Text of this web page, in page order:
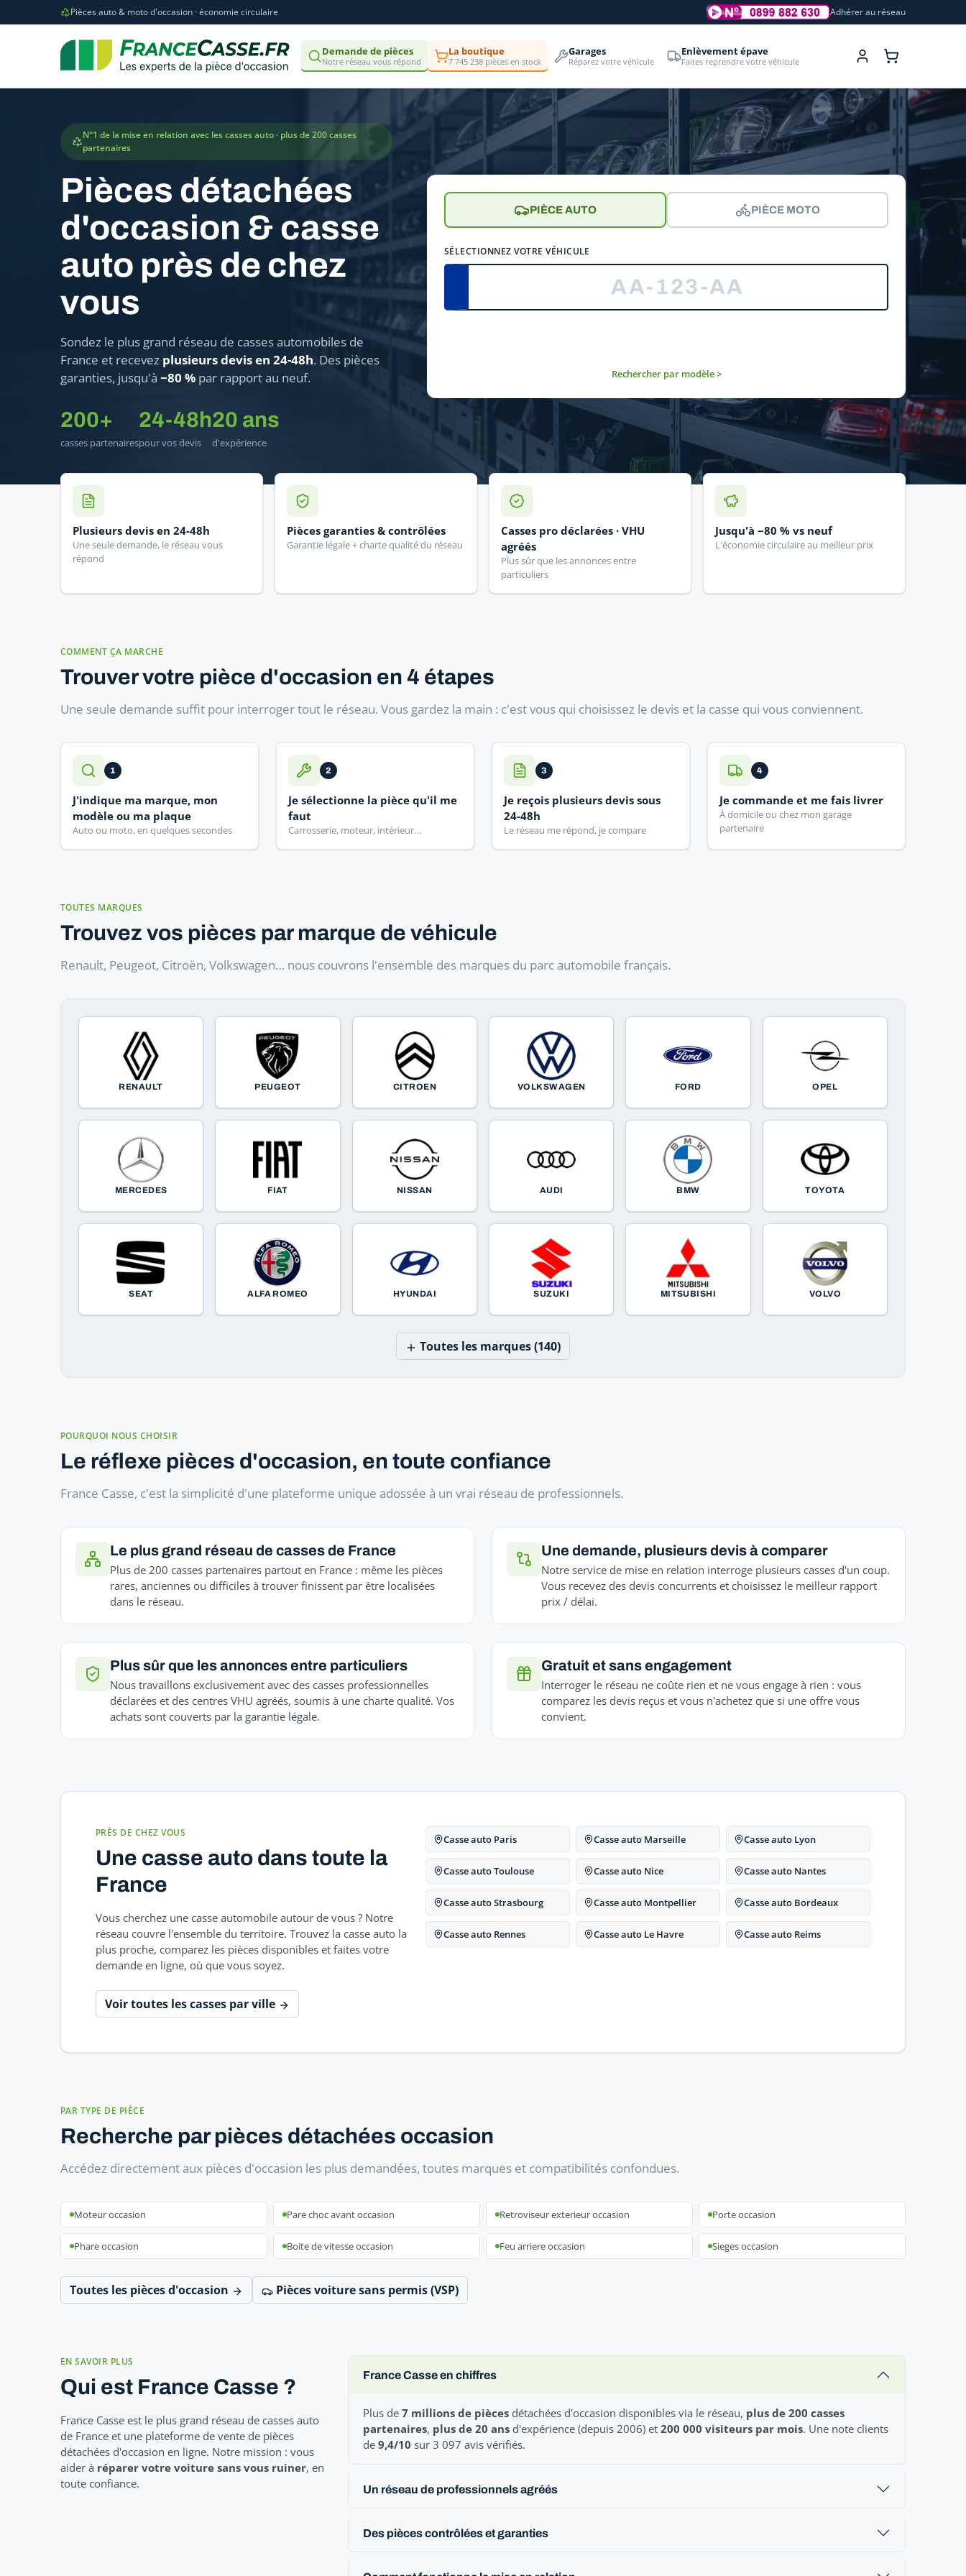
Pièces auto & moto d'occasion · économie circulaire Adhérer au réseau
Demande de pièces
Notre réseau vous répond
La boutique
7 745 238 pièces en stock
Garages
Réparez votre véhicule
Enlèvement épave
Faites reprendre votre véhicule
N°1 de la mise en relation avec les casses auto · plus de 200 casses
partenaires
Pièces détachées
d'occasion & casse
auto près de chez
vous
Sondez le plus grand réseau de casses automobiles de
France et recevez plusieurs devis en 24-48h. Des pièces
garanties, jusqu'à −80 % par rapport au neuf.
200+
casses partenaires
24-48h
pour vos devis
20 ans
d'expérience
PIÈCE AUTO PIÈCE MOTO
SÉLECTIONNEZ VOTRE VÉHICULE
Rechercher par modèle >
Plusieurs devis en 24-48h
Une seule demande, le réseau vous
répond
Pièces garanties & contrôlées
Garantie légale + charte qualité du réseau
Casses pro déclarées · VHU
agréés
Plus sûr que les annonces entre
particuliers
Jusqu'à −80 % vs neuf
L'économie circulaire au meilleur prix
COMMENT ÇA MARCHE
Trouver votre pièce d'occasion en 4 étapes
Une seule demande suffit pour interroger tout le réseau. Vous gardez la main : c'est vous qui choisissez le devis et la casse qui vous conviennent.
1
J'indique ma marque, mon
modèle ou ma plaque
Auto ou moto, en quelques secondes
2
Je sélectionne la pièce qu'il me
faut
Carrosserie, moteur, intérieur…
3
Je reçois plusieurs devis sous
24-48h
Le réseau me répond, je compare
4
Je commande et me fais livrer
À domicile ou chez mon garage
partenaire
TOUTES MARQUES
Trouvez vos pièces par marque de véhicule
Renault, Peugeot, Citroën, Volkswagen… nous couvrons l'ensemble des marques du parc automobile français.
RENAULT PEUGEOT CITROEN VOLKSWAGEN FORD OPEL
MERCEDES FIAT NISSAN AUDI BMW TOYOTA
SEAT ALFA ROMEO HYUNDAI SUZUKI MITSUBISHI VOLVO
Toutes les marques (140)
POURQUOI NOUS CHOISIR
Le réflexe pièces d'occasion, en toute confiance
France Casse, c'est la simplicité d'une plateforme unique adossée à un vrai réseau de professionnels.
Le plus grand réseau de casses de France
Plus de 200 casses partenaires partout en France : même les pièces
rares, anciennes ou difficiles à trouver finissent par être localisées
dans le réseau.
Une demande, plusieurs devis à comparer
Notre service de mise en relation interroge plusieurs casses d'un coup.
Vous recevez des devis concurrents et choisissez le meilleur rapport
prix / délai.
Plus sûr que les annonces entre particuliers
Nous travaillons exclusivement avec des casses professionnelles
déclarées et des centres VHU agréés, soumis à une charte qualité. Vos
achats sont couverts par la garantie légale.
Gratuit et sans engagement
Interroger le réseau ne coûte rien et ne vous engage à rien : vous
comparez les devis reçus et vous n'achetez que si une offre vous
convient.
PRÈS DE CHEZ VOUS
Une casse auto dans toute la
France
Vous cherchez une casse automobile autour de vous ? Notre
réseau couvre l'ensemble du territoire. Trouvez la casse auto la
plus proche, comparez les pièces disponibles et faites votre
demande en ligne, où que vous soyez.
Voir toutes les casses par ville
Casse auto Paris Casse auto Marseille Casse auto Lyon
Casse auto Toulouse Casse auto Nice Casse auto Nantes
Casse auto Strasbourg Casse auto Montpellier Casse auto Bordeaux
Casse auto Rennes Casse auto Le Havre Casse auto Reims
PAR TYPE DE PIÈCE
Recherche par pièces détachées occasion
Accédez directement aux pièces d'occasion les plus demandées, toutes marques et compatibilités confondues.
Moteur occasion Pare choc avant occasion Retroviseur exterieur occasion Porte occasion
Phare occasion Boite de vitesse occasion Feu arriere occasion Sieges occasion
Toutes les pièces d'occasion Pièces voiture sans permis (VSP)
EN SAVOIR PLUS
Qui est France Casse ?
France Casse est le plus grand réseau de casses auto
de France et une plateforme de vente de pièces
détachées d'occasion en ligne. Notre mission : vous
aider à réparer votre voiture sans vous ruiner, en
toute confiance.
France Casse en chiffres
Plus de 7 millions de pièces détachées d'occasion disponibles via le réseau, plus de 200 casses
partenaires, plus de 20 ans d'expérience (depuis 2006) et 200 000 visiteurs par mois. Une note clients
de 9,4/10 sur 3 097 avis vérifiés.
Un réseau de professionnels agréés
Des pièces contrôlées et garanties